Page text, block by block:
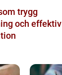
trygg
och effektiv